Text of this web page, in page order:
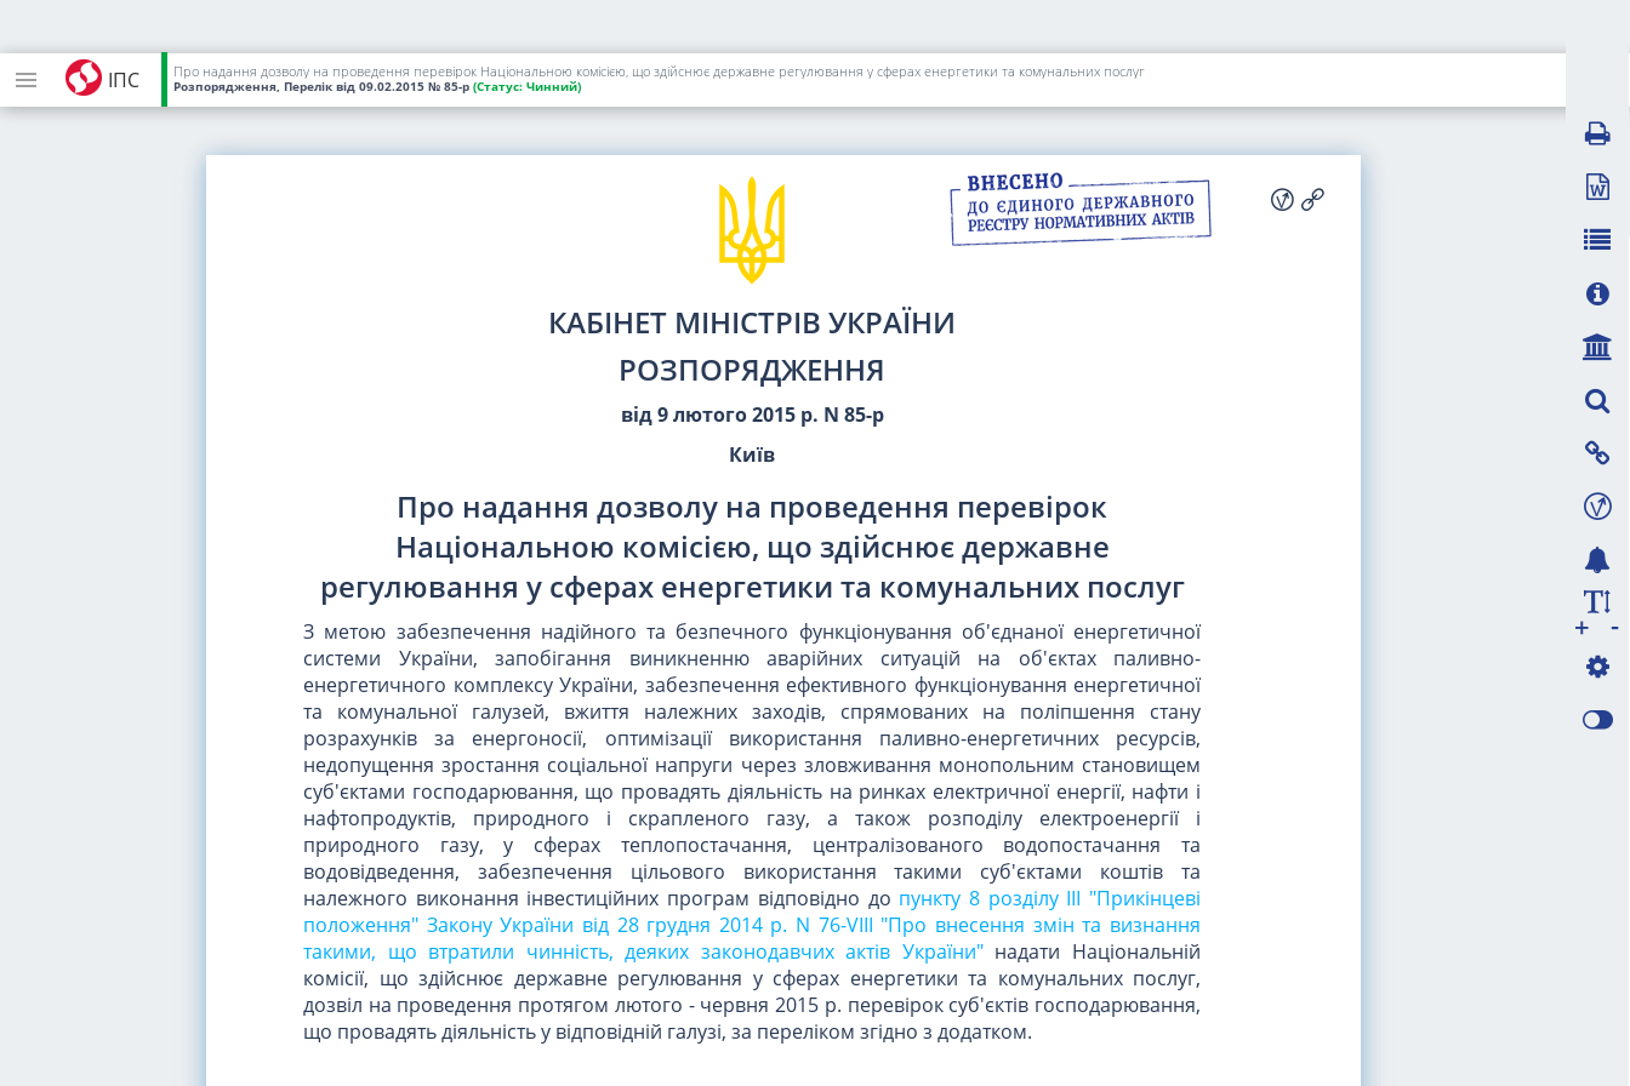
ІПС Про надання дозволу на проведення перевірок Національною комісією, що здійснює державне регулювання у сферах енергетики та комунальних послуг
Розпорядження, Перелік від 09.02.2015 № 85-р (Статус: Чинний)
КАБІНЕТ МІНІСТРІВ УКРАЇНИ
РОЗПОРЯДЖЕННЯ
від 9 лютого 2015 р. N 85-р
Київ
Про надання дозволу на проведення перевірок
Національною комісією, що здійснює державне
регулювання у сферах енергетики та комунальних послуг
З метою забезпечення надійного та безпечного функціонування об'єднаної енергетичної
системи України, запобігання виникненню аварійних ситуацій на об'єктах паливно-
енергетичного комплексу України, забезпечення ефективного функціонування енергетичної
та комунальної галузей, вжиття належних заходів, спрямованих на поліпшення стану
розрахунків за енергоносії, оптимізації використання паливно-енергетичних ресурсів,
недопущення зростання соціальної напруги через зловживання монопольним становищем
суб'єктами господарювання, що провадять діяльність на ринках електричної енергії, нафти і
нафтопродуктів, природного і скрапленого газу, а також розподілу електроенергії і
природного газу, у сферах теплопостачання, централізованого водопостачання та
водовідведення, забезпечення цільового використання такими суб'єктами коштів та
належного виконання інвестиційних програм відповідно до пункту 8 розділу III "Прикінцеві
положення" Закону України від 28 грудня 2014 р. N 76-VIII "Про внесення змін та визнання
такими, що втратили чинність, деяких законодавчих актів України"надати Національній
комісії, що здійснює державне регулювання у сферах енергетики та комунальних послуг,
дозвіл на проведення протягом лютого - червня 2015 р. перевірок суб'єктів господарювання,
що провадять діяльність у відповідній галузі, за переліком згідно з додатком.
-
+